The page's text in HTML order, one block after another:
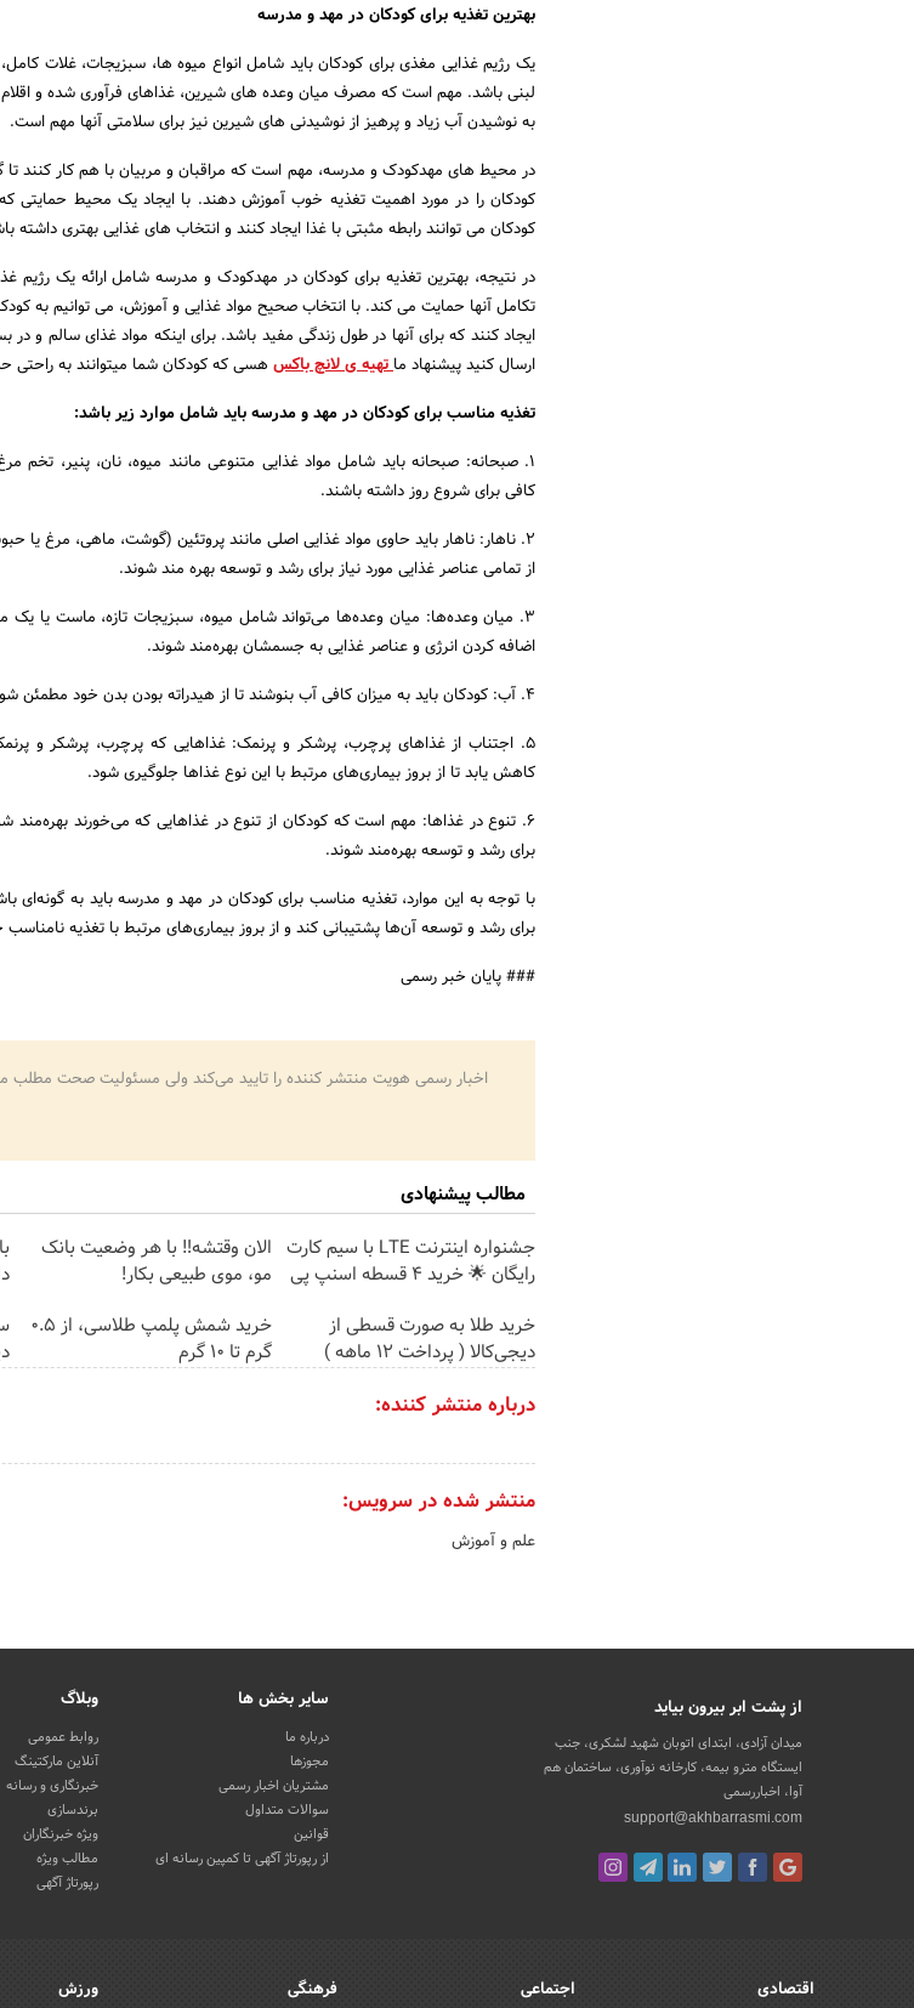
بهترین تغذیه برای کودکان در مهد و مدرسه
یک رژیم غذایی مغذی برای کودکان باید شامل انواع میوه ها، سبزیجات، غلات
لبنی باشد. مهم است که مصرف میان وعده های شیرین، غذاهای فرآوری شده و
به نوشیدن آب زیاد و پرهیز از نوشیدنی های شیرین نیز برای سلامتی آنها مهم است.
در محیط های مهدکودک و مدرسه، مهم است که مراقبان و مربیان با هم کار کنند تا
کودکان را در مورد اهمیت تغذیه خوب آموزش دهند. با ایجاد یک محیط حمایتی
کودکان می توانند رابطه مثبتی با غذا ایجاد کنند و انتخاب های غذایی بهتری داشته
در نتیجه، بهترین تغذیه برای کودکان در مهدکودک و مدرسه شامل ارائه یک رژیم
تکامل آنها حمایت می کند. با انتخاب صحیح مواد غذایی و آموزش، می توانیم به
ایجاد کنند که برای آنها در طول زندگی مفید باشد. برای اینکه مواد غذای سالم و
ارسال کنید پیشنهاد ماتهیه ی لانچ باکس هسی که کودکان شما میتوانند به راحتی
تغذیه مناسب برای کودکان در مهد و مدرسه باید شامل موارد زیر باشد:
1. صبحانه: صبحانه باید شامل مواد غذایی متنوعی مانند میوه، نان، پنیر، تخم
کافی برای شروع روز داشته باشند.
2. ناهار: ناهار باید حاوی مواد غذایی اصلی مانند پروتئین (گوشت، ماهی، مرغ یا
از تمامی عناصر غذایی مورد نیاز برای رشد و توسعه بهره مند شوند.
3. میان وعده‌ها: میان وعده‌ها می‌تواند شامل میوه، سبزیجات تازه، ماست یا یک
اضافه کردن انرژی و عناصر غذایی به جسمشان بهره‌مند شوند.
4. آب: کودکان باید به میزان کافی آب بنوشند تا از هیدراته بودن بدن خود مطمئن شوند.
5. اجتناب از غذاهای پرچرب، پرشکر و پرنمک: غذاهایی که پرچرب، پرشکر و
کاهش یابد تا از بروز بیماری‌های مرتبط با این نوع غذاها جلوگیری شود.
6. تنوع در غذاها: مهم است که کودکان از تنوع در غذاهایی که می‌خورند بهره‌مند
برای رشد و توسعه بهره‌مند شوند.
با توجه به این موارد، تغذیه مناسب برای کودکان در مهد و مدرسه باید به گونه‌ای
برای رشد و توسعه آن‌ها پشتیبانی کند و از بروز بیماری‌های مرتبط با تغذیه
### پایان خبر رسمی
اخبار رسمی هویت منتشر کننده را تایید می‌کند ولی مسئولیت صحت مطلب
مطالب پیشنهادی
جشنواره اینترنت LTE با سیم کارت
رایگان 🌟 خرید 4 قسطه اسنپ پی
الان وقتشه‼️ با هر وضعیت بانک
مو، موی طبیعی بکار!
خرید طلا به صورت قسطی از
دیجی‌کالا ( پرداخت 12 ماهه )
خرید شمش پلمپ طلاسی، از ۰.۵
گرم تا ۱۰ گرم
درباره منتشر کننده:
منتشر شده در سرویس:
علم و آموزش
از پشت ابر بیرون بیاید
میدان آزادی، ابتدای اتوبان شهید لشکری، جنب
ایستگاه مترو بیمه، کارخانه نوآوری، ساختمان هم
آوا، اخباررسمی
support@akhbarrasmi.com
سایر بخش ها
درباره ما
مجوزها
مشتریان اخبار رسمی
سوالات متداول
قوانین
از رپورتاژ آگهی تا کمپین رسانه ای
وبلاگ
روابط عمومی
آنلاین مارکتینگ
خبرنگاری و رسانه
برندسازی
ویژه خبرنگاران
مطالب ویژه
رپورتاژ آگهی
اقتصادی اجتماعی فرهنگی ورزش